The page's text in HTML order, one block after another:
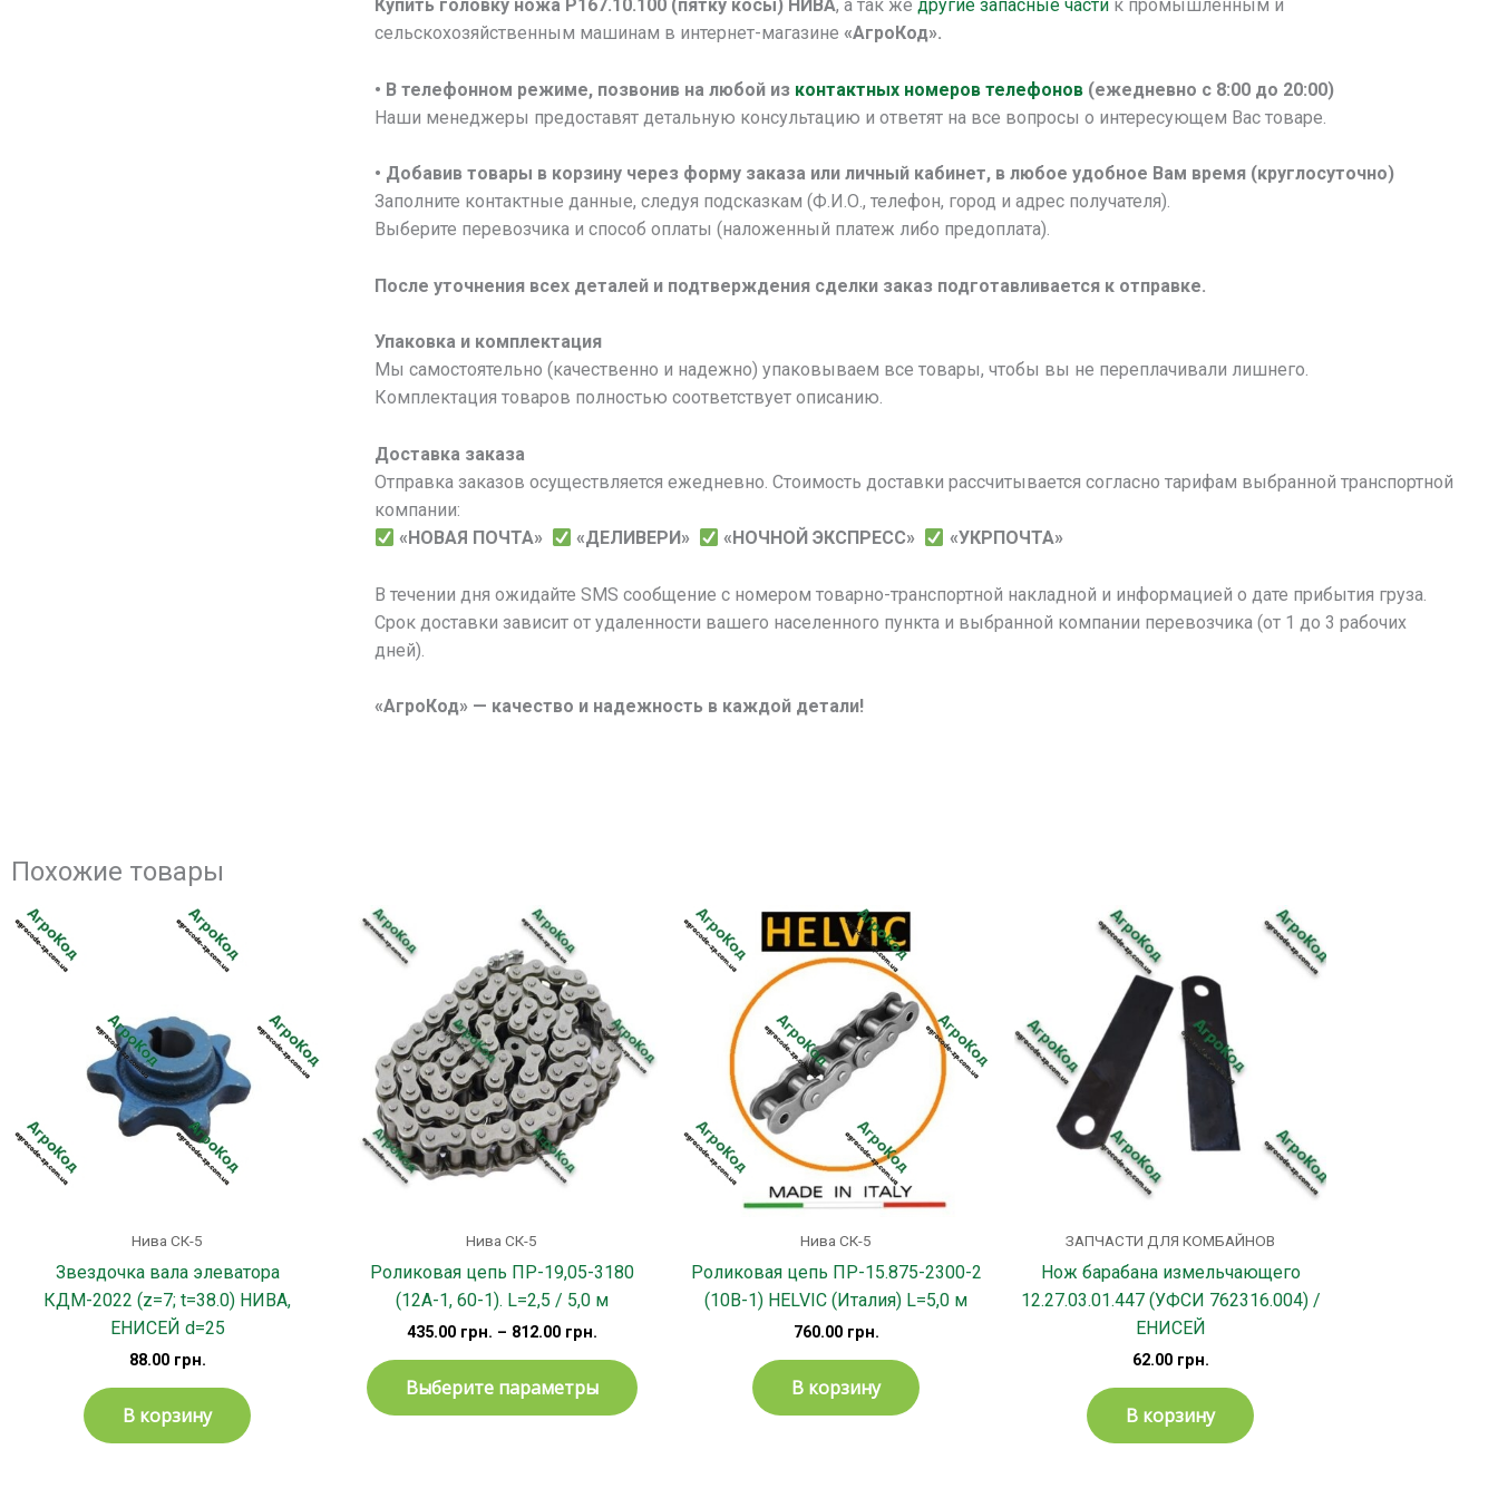
Купить головку ножа Р167.10.100 (пятку косы) НИВА, а так же другие запасные частик промышленным и
сельскохозяйственным машинам в интернет-магазине «АгроКод».
• В телефонном режиме, позвонив на любой из контактных номеров телефонов (ежедневно с 8:00 до 20:00)
Наши менеджеры предоставят детальную консультацию и ответят на все вопросы о интересующем Вас товаре.
• Добавив товары в корзину через форму заказа или личный кабинет, в любое удобное Вам время (круглосуточно)
Заполните контактные данные, следуя подсказкам (Ф.И.О., телефон, город и адрес получателя).
Выберите перевозчика и способ оплаты (наложенный платеж либо предоплата).
После уточнения всех деталей и подтверждения сделки заказ подготавливается к отправке.
Упаковка и комплектация
Мы самостоятельно (качественно и надежно) упаковываем все товары, чтобы вы не переплачивали лишнего.
Комплектация товаров полностью соответствует описанию.
Доставка заказа
Отправка заказов осуществляется ежедневно. Стоимость доставки рассчитывается согласно тарифам выбранной транспортной
компании:
«НОВАЯ ПОЧТА»
«ДЕЛИВЕРИ» «НОЧНОЙ ЭКСПРЕСС» «УКРПОЧТА»
В течении дня ожидайте SMS сообщение с номером товарно-транспортной накладной и информацией о дате прибытия груза.
Срок доставки зависит от удаленности вашего населенного пункта и выбранной компании перевозчика (от 1 до 3 рабочих
дней).
«АгроКод» — качество и надежность в каждой детали!
Похожие товары
Нива СК-5
Звездочка вала элеватора
КДМ-2022 (z=7; t=38.0) НИВА,
ЕНИСЕЙ d=25
88.00 грн.
В корзину
Нива СК-5
Роликовая цепь ПР-19,05-3180
(12А-1, 60-1). L=2,5 / 5,0 м
435.00 грн. – 812.00 грн.
Выберите параметры
Опции
странице
Нива СК-5
Роликовая цепь ПР-15.875-2300-2
(10B-1) HELVIC (Италия) L=5,0 м
760.00 грн.
В корзину
ЗАПЧАСТИ ДЛЯ КОМБАЙНОВ
Нож барабана измельчающего
12.27.03.01.447 (УФСИ 762316.004) /
ЕНИСЕЙ
62.00 грн.
В корзину